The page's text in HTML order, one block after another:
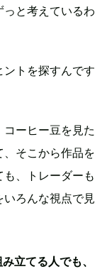
と考えているわ
トを探すんです
コーヒー豆を見た
そこから作品を
、トレーダーも
ろんな視点で見
立てる人でも、